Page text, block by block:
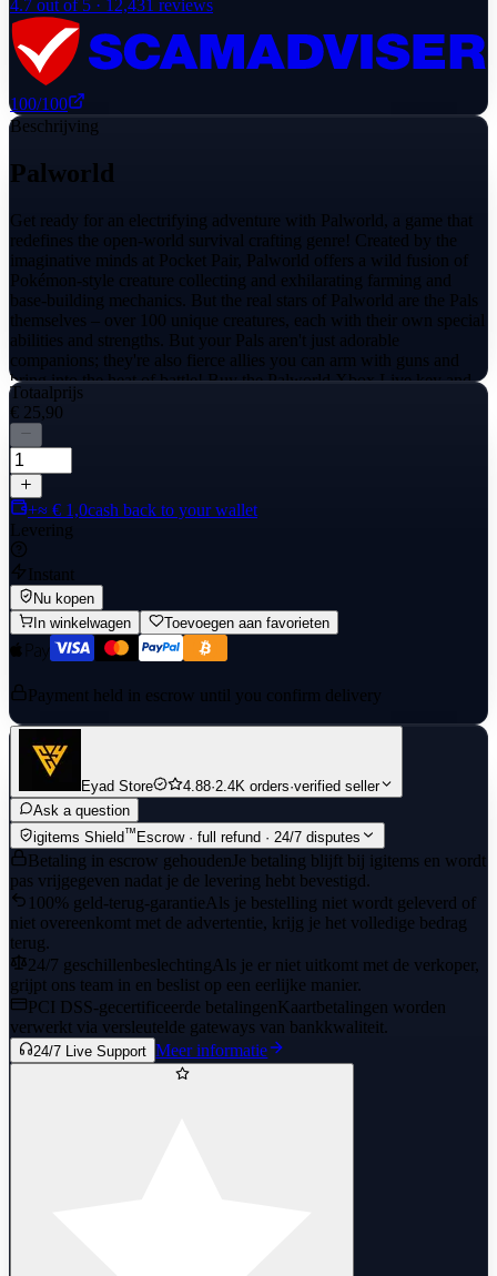
4.7 out of 5 · 12,431 reviews
100/100
Beschrijving
Palworld
Get ready for an electrifying adventure with Palworld, a game that
redefines the open-world survival crafting genre! Created by the
imaginative minds at Pocket Pair, Palworld offers a wild fusion of
Pokémon-style creature collecting and exhilarating farming and
base-building mechanics. But the real stars of Palworld are the Pals
themselves – over 100 unique creatures, each with their own special
abilities and strengths. But your Pals aren't just adorable
companions; they're also fierce allies you can arm with guns and
bring into the heat of battle! Buy the Palworld Xbox Live key and
join millions of players, crazy about this Pokemon-inspired
adventure!
Totaalprijs
€ 25,90
+≈ € 1,0cash back to your wallet
Levering
Instant
Nu kopen
In winkelwagen
Toevoegen aan favorieten
Payment held in escrow until you confirm delivery
Eyad Store 4.88·2.4K orders·verified seller
Ask a question
igitems Shield™ Escrow · full refund · 24/7 disputes
Betaling in escrow gehoudenJe betaling blijft bij igitems en wordt
pas vrijgegeven nadat je de levering hebt bevestigd.
100% geld-terug-garantieAls je bestelling niet wordt geleverd of
niet overeenkomt met de advertentie, krijg je het volledige bedrag
terug.
24/7 geschillenbeslechtingAls je er niet uitkomt met de verkoper,
grijpt ons team in en beslist op een eerlijke manier.
PCI DSS-gecertificeerde betalingenKaartbetalingen worden
verwerkt via versleutelde gateways van bankkwaliteit.
24/7 Live Support Meer informatie